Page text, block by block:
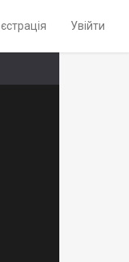
Увійти